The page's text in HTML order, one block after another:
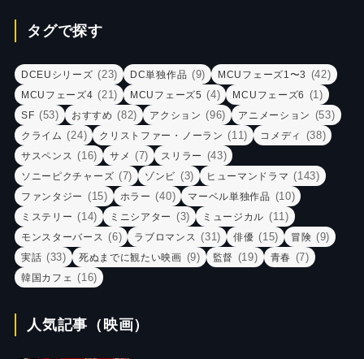
タグで探す
DCEUシリーズ (23) DC単独作品 (9) MCUフェーズ1〜3 (42)
MCUフェーズ4 (21) MCUフェーズ5 (4) MCUフェーズ6 (1)
SF (53) おすすめ (82) アクション (96) アニメーション (53)
クライム (24) クリストファー・ノーラン (11) コメディ (38)
サスペンス (16) サメ (7) スリラー (43)
ソニーピクチャーズ (7) ゾンビ (3) ヒューマンドラマ (143)
ファンタジー (15) ホラー (40) マーベル単独作品 (10)
ミステリー (14) ミニシアター (3) ミュージカル (11)
モンスターバース (6) ラブロマンス (31) 俳優 (15) 冒険 (9)
実話 (33) 死ぬまでに観たい映画 (9) 監督 (19) 青春 (7)
韓国カフェ (16)
人気記事（映画）